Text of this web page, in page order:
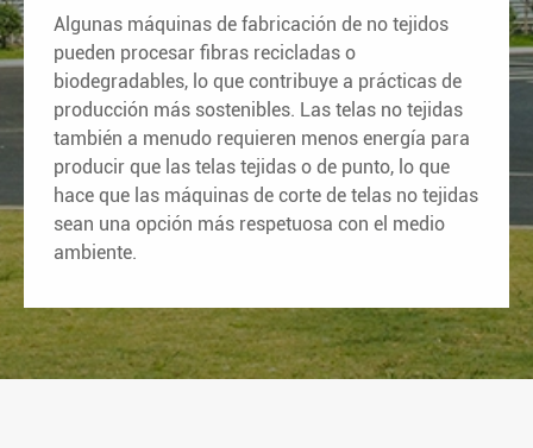
Algunas máquinas de fabricación de no tejidos
pueden procesar fibras recicladas o
biodegradables, lo que contribuye a prácticas de
producción más sostenibles. Las telas no tejidas
también a menudo requieren menos energía para
producir que las telas tejidas o de punto, lo que
hace que las máquinas de corte de telas no tejidas
sean una opción más respetuosa con el medio
ambiente.